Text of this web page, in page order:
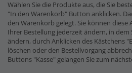
Wählen Sie die Produkte aus, die Sie
"In den Warenkorb" Button anklicken.
den Warenkorb gelegt. Sie können diese
Ihrer Bestellung jederzeit ändern, in
ändern, durch Anklicken des Kästchens
löschen oder den Bestellvorgang
Buttons "Kasse" gelangen Sie zum